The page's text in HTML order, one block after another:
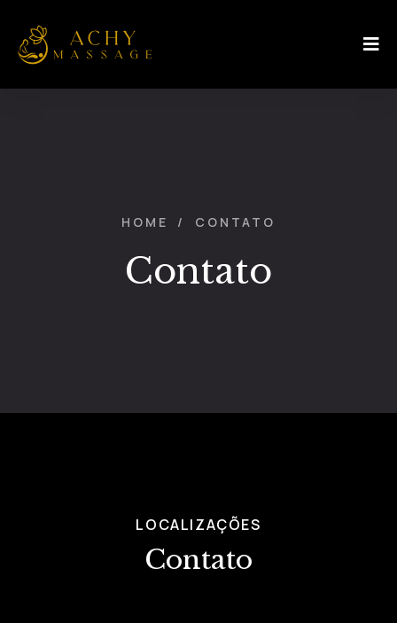
HOME / CONTATO
Contato
LOCALIZAÇÕES
Contato